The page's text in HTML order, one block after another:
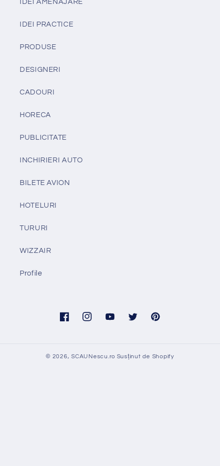
IDEI AMENAJARE
IDEI PRACTICE
PRODUSE
DESIGNERI
CADOURI
HORECA
PUBLICITATE
INCHIRIERI AUTO
BILETE AVION
HOTELURI
TURURI
WIZZAIR
Profile
FacebookInstagramYouTubeTwitter Pinterest
© 2026,SCAUNescu.ro Susținut de Shopify